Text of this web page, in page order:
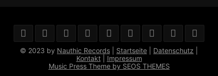
© 2023 by Nauthic Records Startseite Datenschutz
Kontakt| Impressum
Music Press Theme by SEOS THEMES